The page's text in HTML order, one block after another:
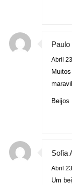
Abril
Beijos
Sofia
Abril
Um